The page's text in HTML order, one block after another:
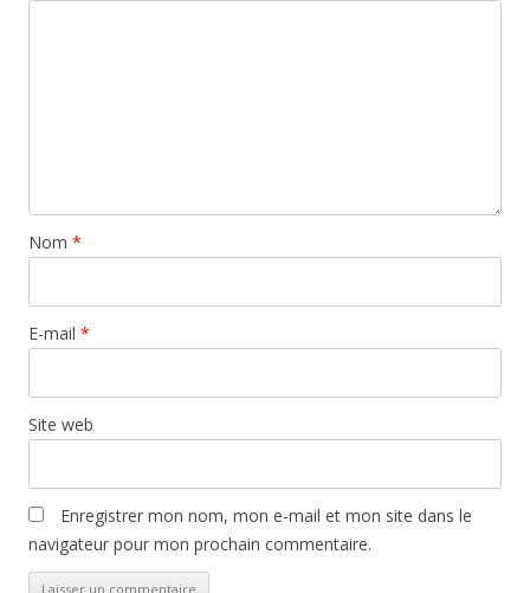
Nom *
E-mail *
Site web
Enregistrer mon nom, mon e-mail et mon site dans le
navigateur pour mon prochain commentaire.